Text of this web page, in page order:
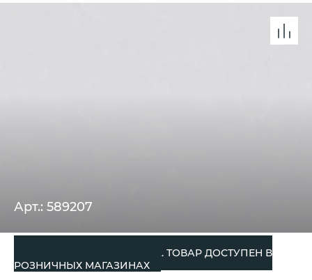
Арт.: 589207
СНЯТО С ПРОИЗВОДСТВА. ТОВАР ДОСТУПЕН В
РОЗНИЧНЫХ МАГАЗИНАХ